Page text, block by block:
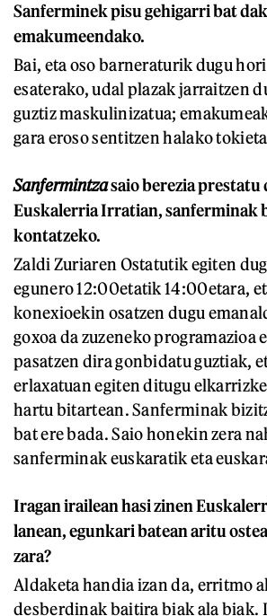
Sanferminek pisu gehigarri bat
emakumeendako.
Bai, eta oso barneraturik dugu
esaterako, udal plazak jarraitzen
guztiz maskulinizatua;
gara eroso sentitzen halako
Sanfermintzasaio berezia prestatu
Euskalerria Irratian, sanferminak
kontatzeko.
Zaldi Zuriaren Ostatutik egiten
egunero 12:00etatik 14:00etara,
konexioekin osatzen dugu
goxoa da zuzeneko programazioa
pasatzen dira gonbidatu guztiak,
erlaxatuan egiten ditugu
hartu bitartean. Sanferminak
bat ere bada. Saio honekin zera
sanferminak euskaratik eta
Iragan irailean hasi zinen
lanean, egunkari batean aritu
zara?
Aldaketa handia izan da, erritmo
desberdinak baitira biak ala biak.